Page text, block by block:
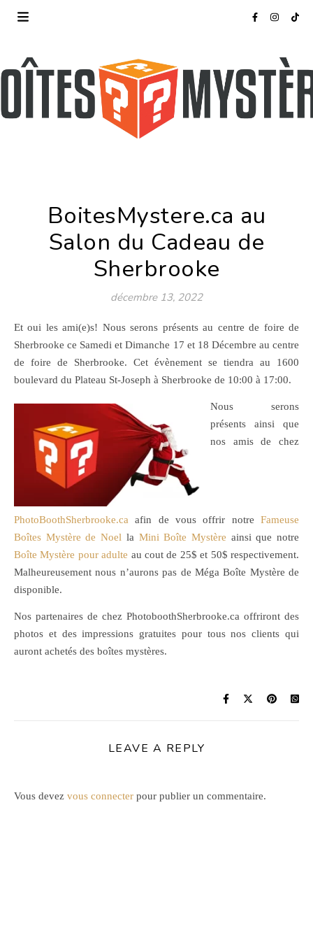
BoitesMystere.ca au
Salon du Cadeau de
Sherbrooke
décembre 13, 2022
Et oui les ami(e)s! Nous serons présents au centre de foire de
Sherbrooke ce Samedi et Dimanche 17 et 18 Décembre au centre
de foire de Sherbrooke. Cet évènement se tiendra au 1600
boulevard du Plateau St-Joseph à Sherbrooke de 10:00 à 17:00.
Nous serons
présents ainsi que
nos amis de chez
PhotoBoothSherbrooke.ca afin de vous offrir notre Fameuse
Boîtes Mystère de Noel la Mini Boîte Mystère ainsi que notre
Boîte Mystère pour adulte au cout de 25$ et 50$ respectivement.
Malheureusement nous n’aurons pas de Méga Boîte Mystère de
disponible.
Nos partenaires de chez PhotoboothSherbrooke.ca offriront des
photos et des impressions gratuites pour tous nos clients qui
auront achetés des boîtes mystères.
LEAVE A REPLY
Vous devez vous connecter pour publier un commentaire.